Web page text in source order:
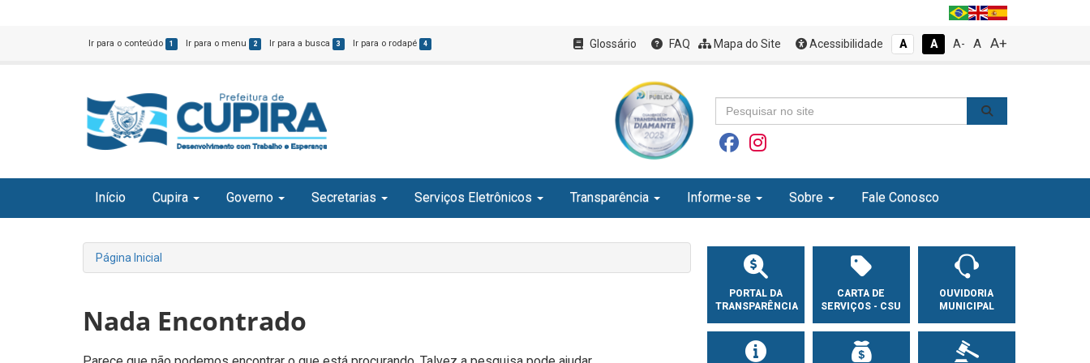
Ir para o conteúdo 1 Ir para o menu 2 Ir para a busca 3 Ir para o rodapé 4 Glossário FAQ Mapa do Site Acessibilidade A A A- A A+
Início Cupira Governo Secretarias Serviços Eletrônicos Transparência Informe-se Sobre Fale Conosco
Página Inicial
Nada Encontrado
PORTAL DA
TRANSPARÊNCIA
CARTA DE
SERVIÇOS - CSU
OUVIDORIA
MUNICIPAL